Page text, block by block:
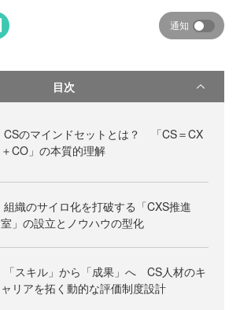
通知
目次
CSのマインドセットとは？ 「CS＝CX
＋CO」の本質的理解
組織のサイロ化を打破する「CXS推進
室」の設立とノウハウの型化
「スキル」から「成果」へ CS人材のキ
ャリアを拓く動的な評価制度設計